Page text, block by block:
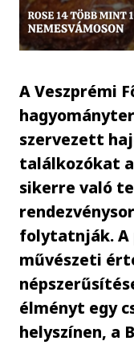
A Veszprémi
szervezett
találkozókat
sikerre való
folytatnják. A
művészeti
élményt egy
helyszínen, a